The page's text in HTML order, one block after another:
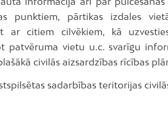
punktiem, pārtikas izdales
ar citiem cilvēkiem, kā
patvēruma vietu u.c. svarīgu
civilās aizsardzības rīcības
sadarbības teritorijas